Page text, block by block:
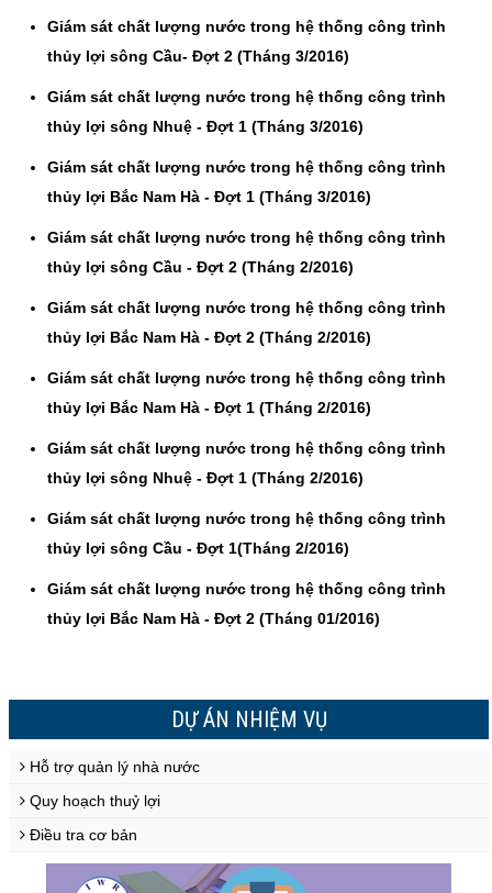
Giám sát chất lượng nước trong hệ thống công trình
thủy lợi sông Cầu- Đợt 2 (Tháng 3/2016)
Giám sát chất lượng nước trong hệ thống công trình
thủy lợi sông Nhuệ - Đợt 1 (Tháng 3/2016)
Giám sát chất lượng nước trong hệ thống công trình
thủy lợi Bắc Nam Hà - Đợt 1 (Tháng 3/2016)
Giám sát chất lượng nước trong hệ thống công trình
thủy lợi sông Cầu - Đợt 2 (Tháng 2/2016)
Giám sát chất lượng nước trong hệ thống công trình
thủy lợi Bắc Nam Hà - Đợt 2 (Tháng 2/2016)
Giám sát chất lượng nước trong hệ thống công trình
thủy lợi Bắc Nam Hà - Đợt 1 (Tháng 2/2016)
Giám sát chất lượng nước trong hệ thống công trình
thủy lợi sông Nhuệ - Đợt 1 (Tháng 2/2016)
Giám sát chất lượng nước trong hệ thống công trình
thủy lợi sông Cầu - Đợt 1(Tháng 2/2016)
Giám sát chất lượng nước trong hệ thống công trình
thủy lợi Bắc Nam Hà - Đợt 2 (Tháng 01/2016)
DỰ ÁN NHIỆM VỤ
Hỗ trợ quản lý nhà nước
Quy hoạch thuỷ lợi
Điều tra cơ bản